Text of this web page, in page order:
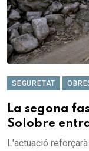
SEGURETAT
La segona
Solobre
L'actuació